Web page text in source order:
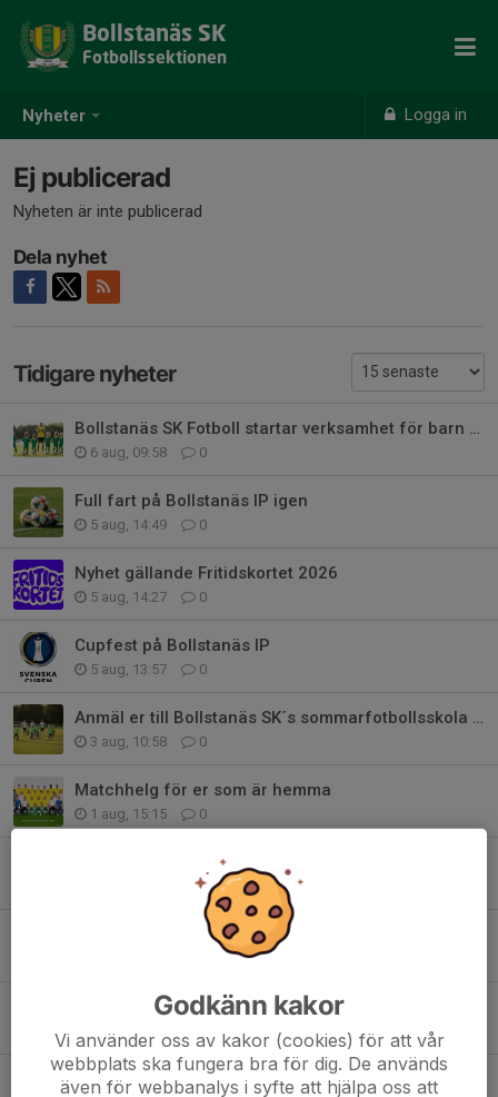
Nyheter Logga in
Bollstanäs SK
Fotbollssektionen
Ej publicerad
Nyheten är inte publicerad
Dela nyhet
Tidigare nyheter
Bollstanäs SK Fotboll startar verksamhet för barn födda 2021
6 aug, 09:58 0
Full fart på Bollstanäs IP igen
5 aug, 14:49 0
Nyhet gällande Fritidskortet 2026
5 aug, 14:27 0
Cupfest på Bollstanäs IP
5 aug, 13:57 0
Anmäl er till Bollstanäs SK´s sommarfotbollsskola v. 33
3 aug, 10:58 0
Matchhelg för er som är hemma
1 aug, 15:15 0
Ladda för Cup-match Söndag den 21/6
0
Anmäl er till Bollstanäs SK´s sommarfotbollsskolor!
Nu kör vi för fullt med vår partner Dealbooster
21 maj, 17:05
Sibbe F Turanli
Godkänn kakor
Vi använder oss av kakor (cookies) för att vår
webbplats ska fungera bra för dig. De används
även för webbanalys i syfte att hjälpa oss att